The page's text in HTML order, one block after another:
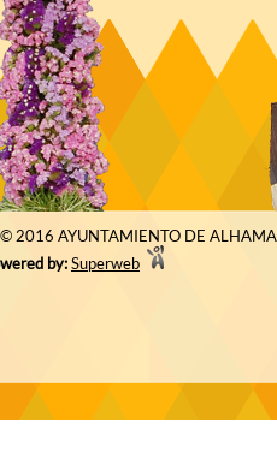
© 2016 AYUNTAMIENTO DE
by:Superweb